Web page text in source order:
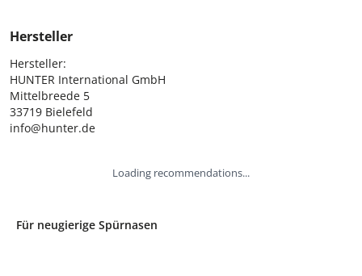
Hersteller
Hersteller:
HUNTER International GmbH
Mittelbreede 5
33719 Bielefeld
info@hunter.de
Loading recommendations...
Für neugierige Spürnasen